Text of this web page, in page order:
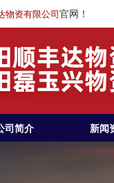
物资有限公司官网！
司简介 新闻